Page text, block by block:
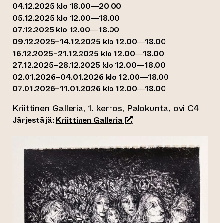
04.12.2025 klo 18.00—20.00
05.12.2025 klo 12.00—18.00
07.12.2025 klo 12.00—18.00
09.12.2025–14.12.2025 klo 12.00—18.00
16.12.2025–21.12.2025 klo 12.00—18.00
27.12.2025–28.12.2025 klo 12.00—18.00
02.01.2026–04.01.2026 klo 12.00—18.00
07.01.2026–11.01.2026 klo 12.00—18.00
Kriittinen Galleria, 1. kerros, Palokunta, ovi C4
Järjestäjä: Kriittinen Galleria(siirtyy toiseen